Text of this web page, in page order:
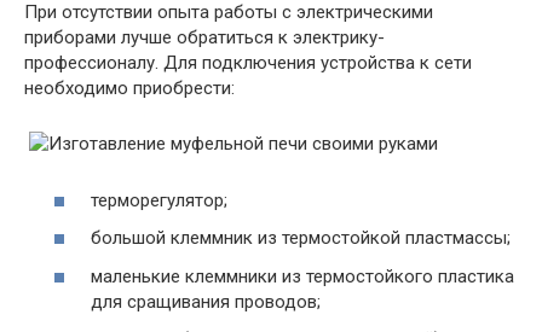
При отсутствии опыта работы с электрическими
приборами лучше обратиться к электрику-
профессионалу. Для подключения устройства к сети
необходимо приобрести:
терморегулятор;
большой клеммник из термостойкой пластмассы;
маленькие клеммники из термостойкого пластика
для сращивания проводов;